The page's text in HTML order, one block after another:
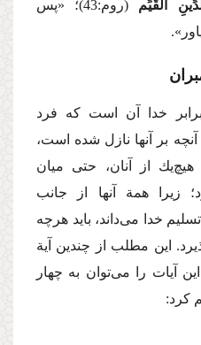
الْقَیِّم (روم:43)؛
«پس
خدا آن است كه فرد
بر آنها نازل شده است،
هیچ‌یك از آنان، حتی میان
زیرا همة آنها از جانب
خدا می‌داند، باید هرچه
این مطلب از چندین آیة
آیات را می‌توان به چهار
كرد: